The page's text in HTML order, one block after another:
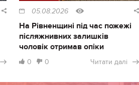
05.08.2026
На Рівненщині під час пожежі
післяжнивних залишків
чоловік отримав опіки
0 0 Читати далі